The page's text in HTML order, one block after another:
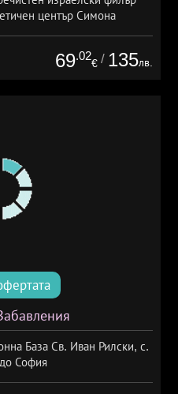
център Симона
69.02
€ / 135лв.
База Св. Иван Рилски, с.
София